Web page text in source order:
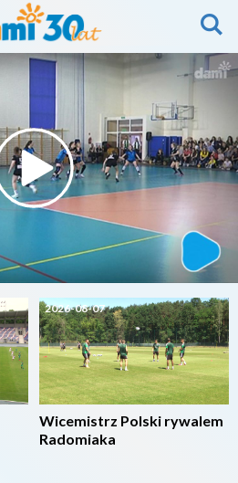
2026-08-07
Wicemistrz Polski rywalem
Radomiaka